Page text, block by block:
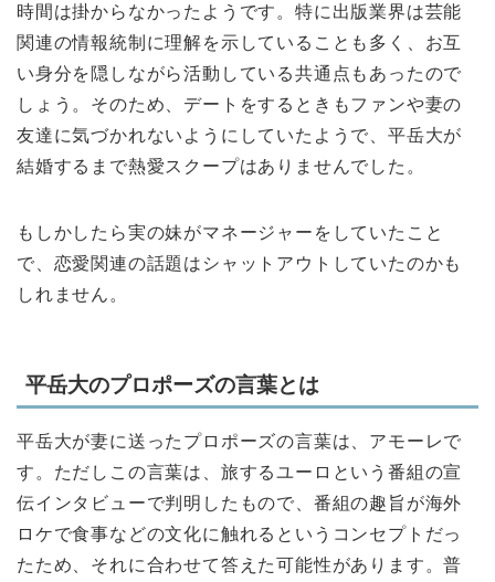
時間は掛からなかったようです。特に出版業界は芸能
関連の情報統制に理解を示していることも多く、お互
い身分を隠しながら活動している共通点もあったので
しょう。そのため、デートをするときもファンや妻の
友達に気づかれないようにしていたようで、平岳大が
結婚するまで熱愛スクープはありませんでした。
もしかしたら実の妹がマネージャーをしていたこと
で、恋愛関連の話題はシャットアウトしていたのかも
しれません。
平岳大のプロポーズの言葉とは
平岳大が妻に送ったプロポーズの言葉は、アモーレで
す。ただしこの言葉は、旅するユーロという番組の宣
伝インタビューで判明したもので、番組の趣旨が海外
ロケで食事などの文化に触れるというコンセプトだっ
たため、それに合わせて答えた可能性があります。普